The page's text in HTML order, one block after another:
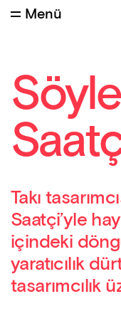
Menü
Takı
Saatçi’yle
içindeki
yaratıcılık
tasarımcılık